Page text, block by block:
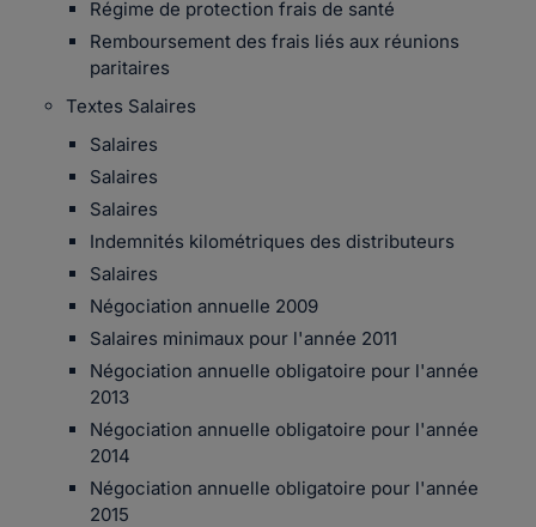
Régime de protection frais de santé
Remboursement des frais liés aux réunions
paritaires
Textes Salaires
Salaires
Salaires
Salaires
Indemnités kilométriques des distributeurs
Salaires
Négociation annuelle 2009
Salaires minimaux pour l'année 2011
Négociation annuelle obligatoire pour l'année
2013
Négociation annuelle obligatoire pour l'année
2014
Négociation annuelle obligatoire pour l'année
2015